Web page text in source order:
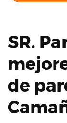
SR.
de